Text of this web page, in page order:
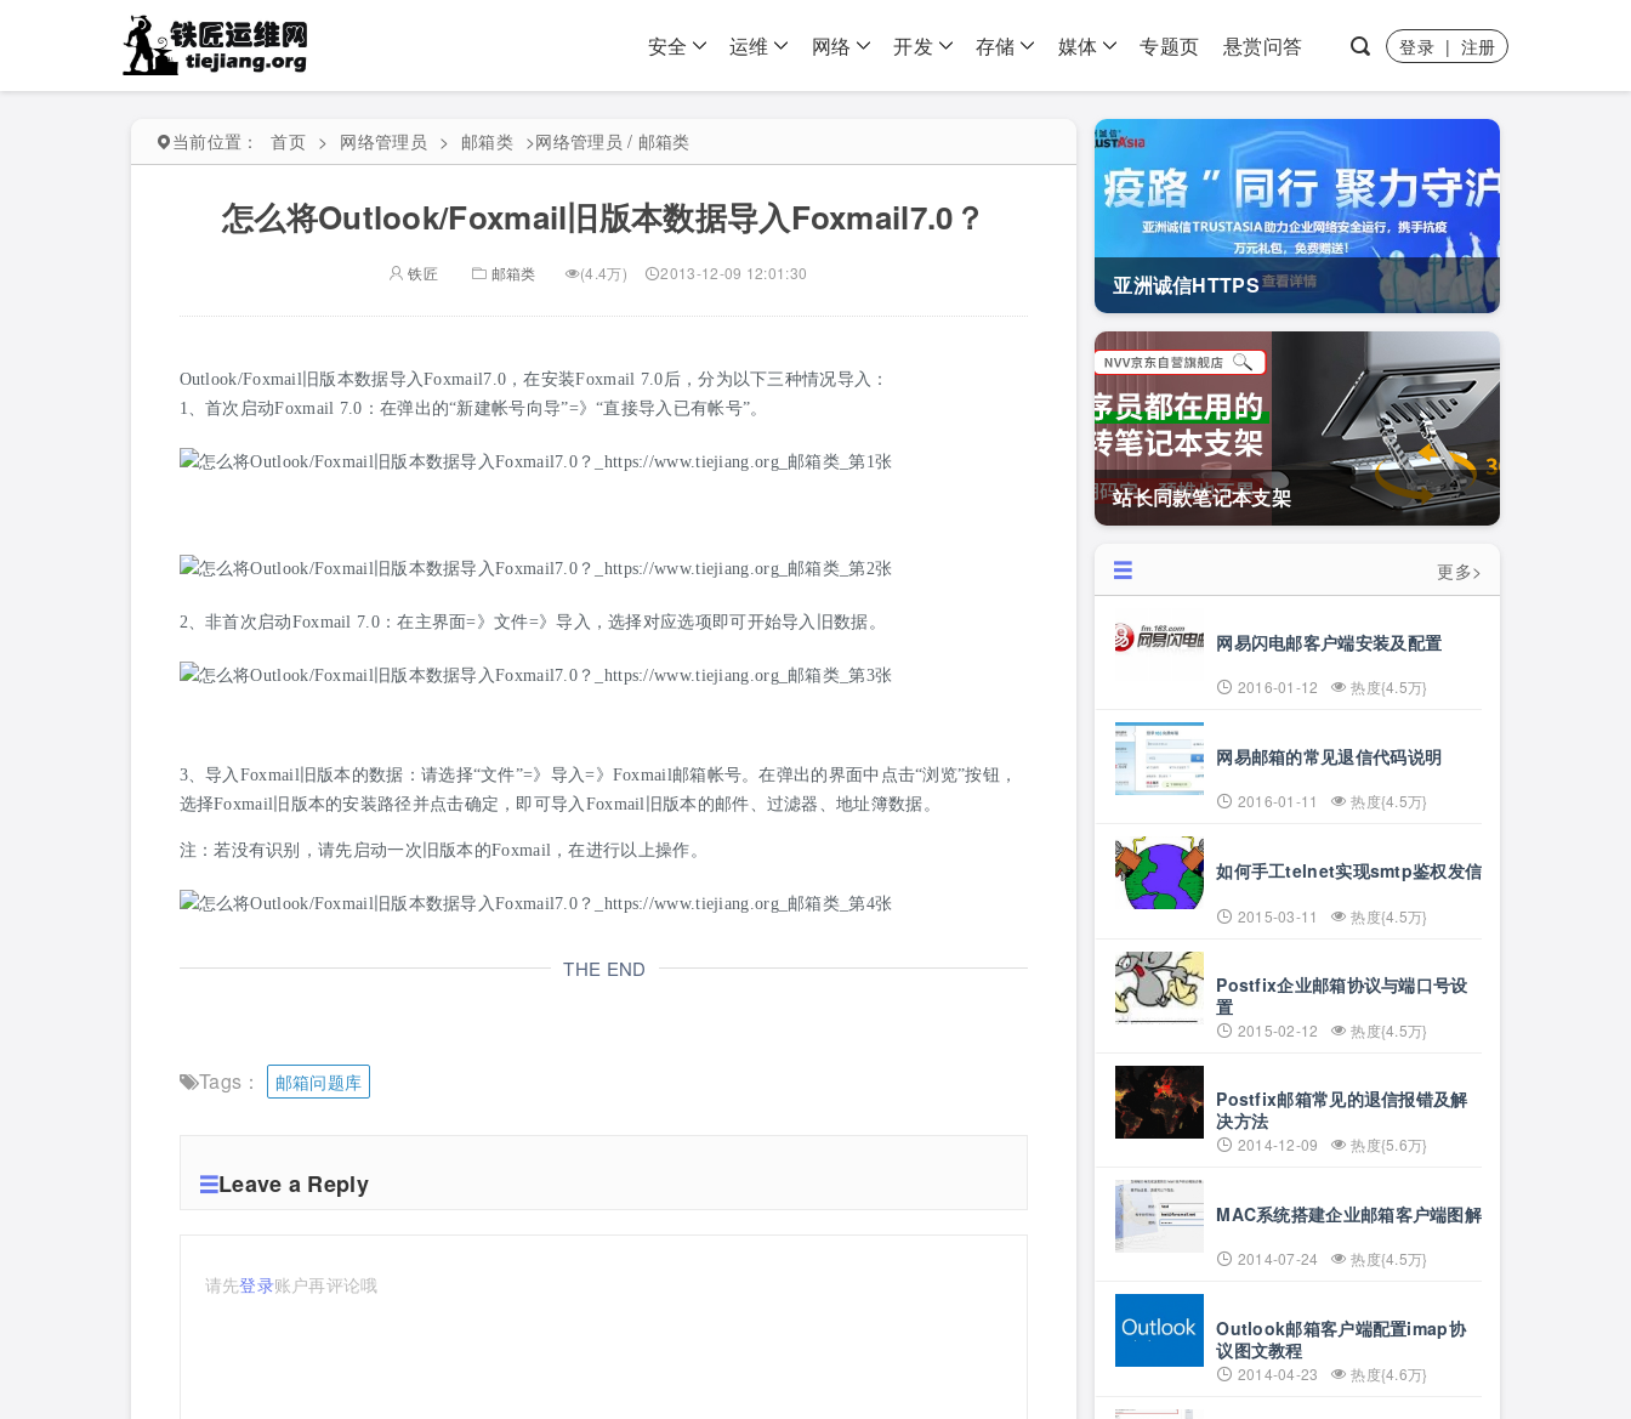
安全 运维 网络 开发 存储 媒体 专题页 悬赏问答 登录 | 注册
当前位置： 首页 > 网络管理员 > 邮箱类 >网络管理员 / 邮箱类
怎么将Outlook/Foxmail旧版本数据导入Foxmail7.0？
铁匠 邮箱类 (4.4万) 2013-12-09 12:01:30
Outlook/Foxmail旧版本数据导入Foxmail7.0，在安装Foxmail 7.0后，分为以下三种情况导入：
1、首次启动Foxmail 7.0：在弹出的“新建帐号向导”=》“直接导入已有帐号”。
2、非首次启动Foxmail 7.0：在主界面=》文件=》导入，选择对应选项即可开始导入旧数据。
3、导入Foxmail旧版本的数据：请选择“文件”=》导入=》Foxmail邮箱帐号。在弹出的界面中点击“浏览”按钮，
选择Foxmail旧版本的安装路径并点击确定，即可导入Foxmail旧版本的邮件、过滤器、地址簿数据。
注：若没有识别，请先启动一次旧版本的Foxmail，在进行以上操作。
THE END
Tags： 邮箱问题库
Leave a Reply
请先登录账户再评论哦
亚洲诚信HTTPS
站长同款笔记本支架
更多>
网易闪电邮客户端安装及配置
2016-01-12 热度{4.5万}
网易邮箱的常见退信代码说明
2016-01-11 热度{4.5万}
如何手工telnet实现smtp鉴权发信
2015-03-11 热度{4.5万}
Postfix企业邮箱协议与端口号设
置
2015-02-12 热度{4.5万}
Postfix邮箱常见的退信报错及解
决方法
2014-12-09 热度{5.6万}
MAC系统搭建企业邮箱客户端图解
2014-07-24 热度{4.5万}
Outlook邮箱客户端配置imap协
议图文教程
2014-04-23 热度{4.6万}